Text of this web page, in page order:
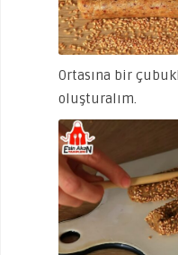
Ortasına bir
oluşturalım.